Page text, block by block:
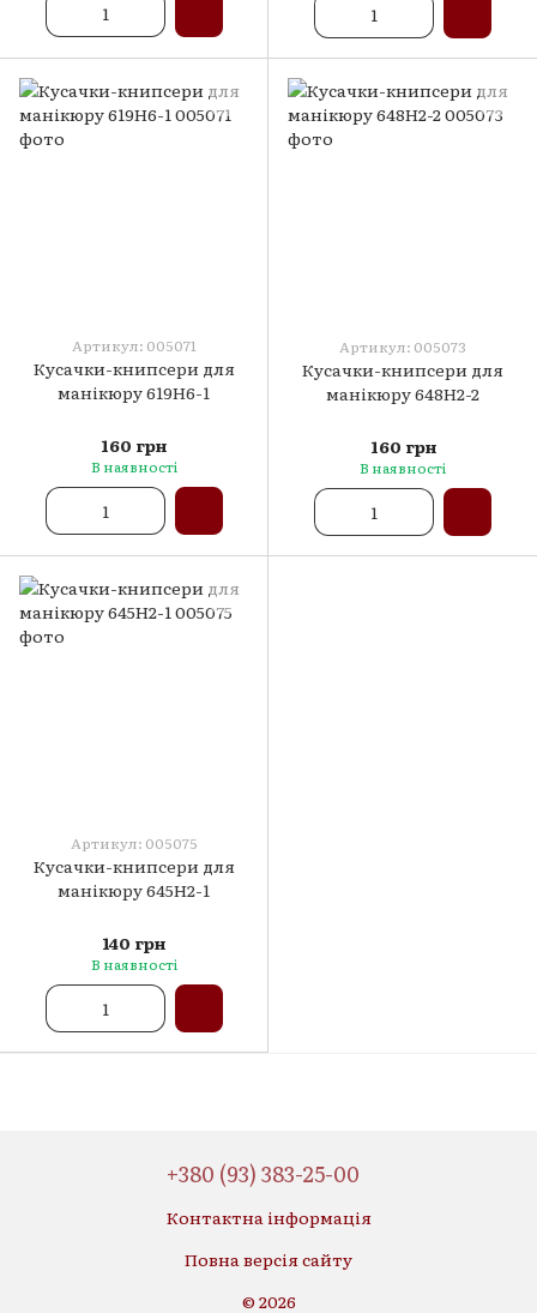
Артикул: 005071
Кусачки-книпсери для
манікюру 619H6-1
160 грн
В наявності
Артикул: 005073
Кусачки-книпсери для
манікюру 648H2-2
160 грн
В наявності
Артикул: 005075
Кусачки-книпсери для
манікюру 645H2-1
140 грн
В наявності
+380 (93) 383-25-00
Контактна інформація
Повна версія сайту
© 2026